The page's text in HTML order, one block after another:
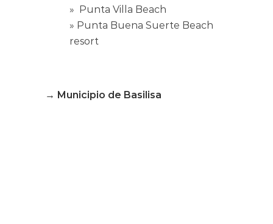
» Punta Villa Beach
» Punta Buena Suerte Beach
resort
→ Municipio de Basilisa